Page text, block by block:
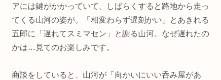
アには鍵がかかっていて、しばらくすると路地から走っ
てくる山河の姿が。「相変わらず遅刻かい」とあきれる
五郎に「遅れてスミマセン」と謝る山河。なぜ遅れたの
かは…見てのお楽しみです。
商談をしていると、山河が「向かいにいい呑み屋があ